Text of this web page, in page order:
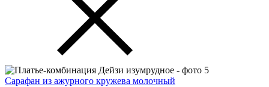
Сарафан из ажурного кружева молочный